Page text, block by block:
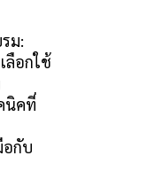
ม:
ลือกใช้
นิคที่
อกับ